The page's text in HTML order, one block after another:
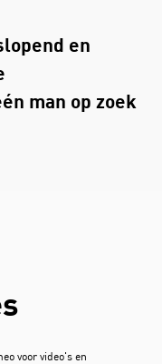
en
man op zoek
voor video's en